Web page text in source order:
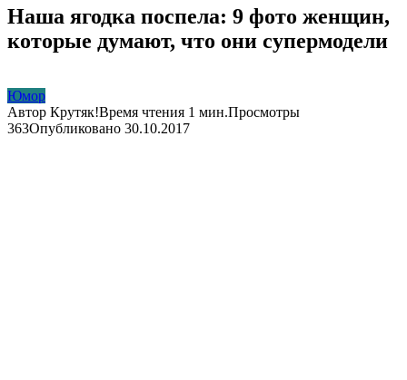
Наша ягодка поспела: 9 фото женщин,
которые думают, что они супермодели
Юмор
Автор Крутяк!Время чтения 1 мин.Просмотры
363Опубликовано 30.10.2017